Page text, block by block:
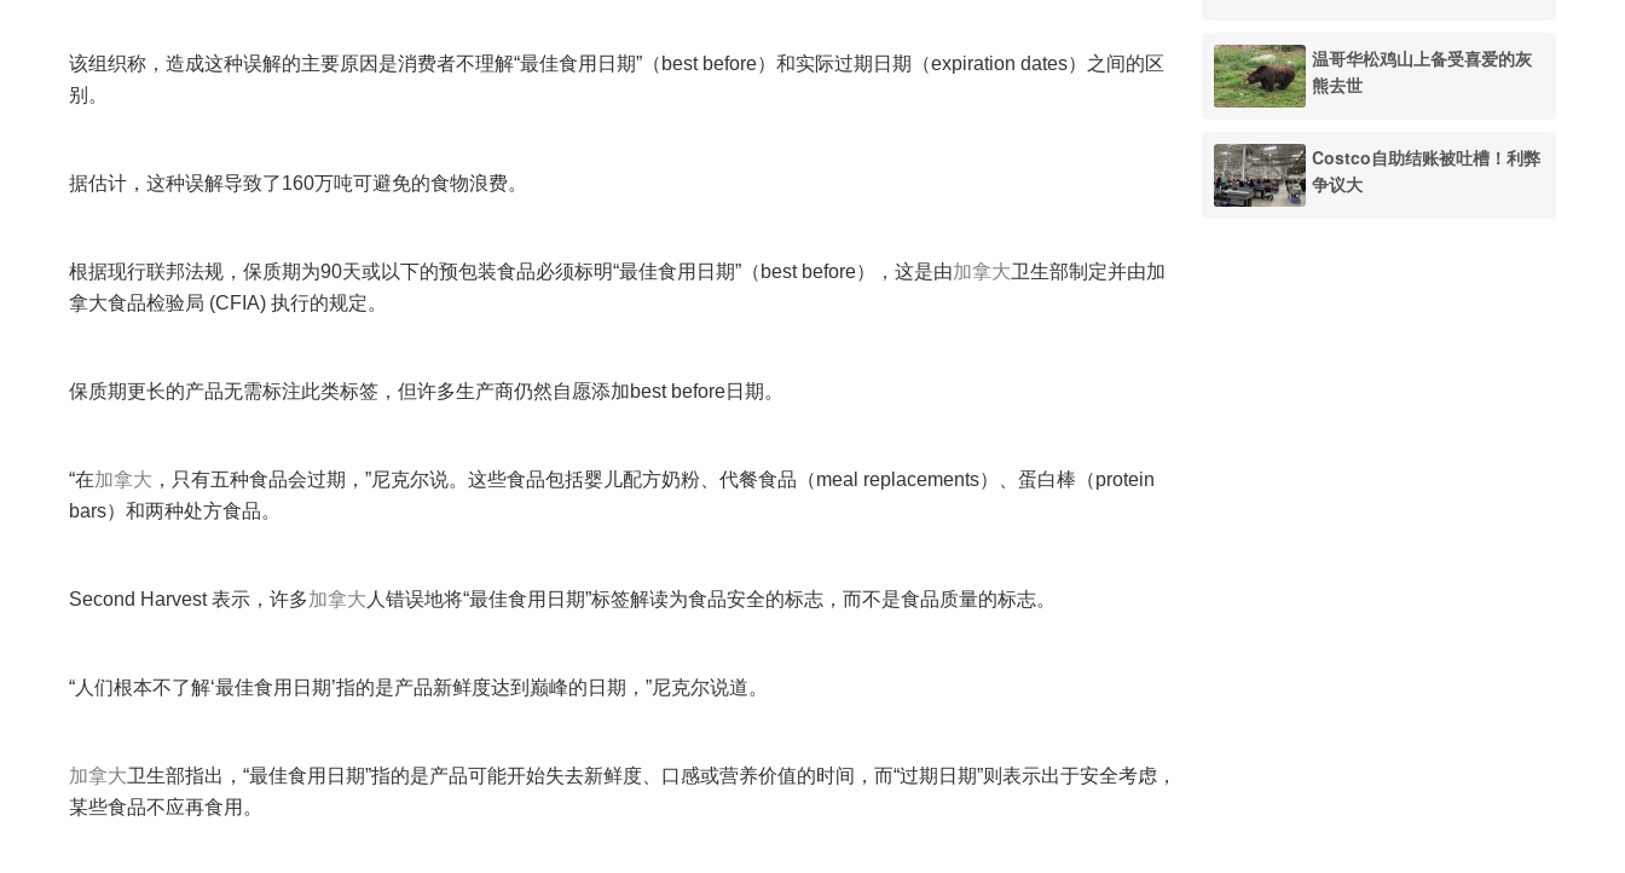
该组织称，造成这种误解的主要原因是消费者不理解“最佳食用日期”（best before）和实际过期日期（expiration dates）之间的区
别。
据估计，这种误解导致了160万吨可避免的食物浪费。
根据现行联邦法规，保质期为90天或以下的预包装食品必须标明“最佳食用日期”（best before），这是由加拿大卫生部制定并由加
拿大食品检验局 (CFIA) 执行的规定。
保质期更长的产品无需标注此类标签，但许多生产商仍然自愿添加best before日期。
“在加拿大 ，只有五种食品会过期，”尼克尔说。这些食品包括婴儿配方奶粉、代餐食品（meal replacements）、蛋白棒（protein
bars）和两种处方食品。
Second Harvest 表示，许多加拿大 人错误地将“最佳食用日期”标签解读为食品安全的标志，而不是食品质量的标志。
“人们根本不了解‘最佳食用日期’指的是产品新鲜度达到巅峰的日期，”尼克尔说道。
加拿大卫生部指出，“最佳食用日期”指的是产品可能开始失去新鲜度、口感或营养价值的时间，而“过期日期”则表示出于安全考虑，
某些食品不应再食用。
温哥华松鸡山上备受喜爱的灰
熊去世
Costco自助结账被吐槽！利弊
争议大